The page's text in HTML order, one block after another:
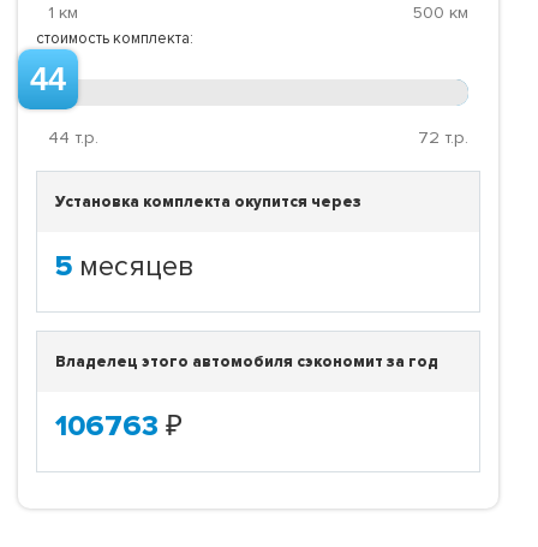
1 км 500 км
стоимость комплекта:
44
44 т.р. 72 т.р.
Установка комплекта окупится через
5 месяцев
Владелец этого автомобиля сэкономит за год
106763 ₽